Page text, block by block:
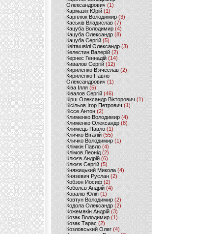
Олександрович (1)
Кармазін Юрій(1)
Карплюк Володимир(3)
Каськів Владислав (7)
Кацуба Володимир (4)
Кацуба Олександр (8)
Кацуба Сергій (5)
Квіташвілі Олександр(3)
Келестин Валерій(2)
Кернес Геннадій (14)
Кивалов Сергій (12)
Кириленко В’ячеслав (2)
Кириленко Павло
Олександрович (1)
Ківа Ілля (5)
Ківалов Сергій(46)
Кірш Олександр Вікторович (1)
Кісільов Ігор Петрович (1)
Кіссе Антон (2)
Клименко Володимир(4)
Клименко Олександр (8)
Климець Павло (1)
Кличко Віталій(55)
Кличко Володимир (1)
Клімкін Павло (4)
Клімов Леонід(2)
Клюєв Андрій(6)
Клюєв Сергій (5)
Княжицький Микола(4)
Князевич Руслан (2)
Кобзон Иосиф(2)
Коболєв Андрій (4)
Ковалів Юлія(1)
Ковтун Володимир (2)
Кодола Олександр (2)
Кожемякін Андрій (3)
Козак Володимир (1)
Козак Тарас (2)
Козловський Олег(4)